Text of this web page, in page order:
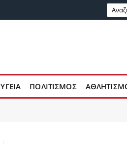
ΥΓΕΙΑ ΠΟΛΙΤΙΣΜΟΣ